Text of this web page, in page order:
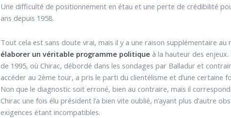
Une difficulté de positionnement en étau et une perte de crédibilité
ans depuis 1958.
Tout cela est sans doute vrai, mais il y a une raison supplémentaire
élaborer un véritable programme politique à la hauteur des
de 1995, où Chirac, débordé dans les sondages par Balladur et
accéder au 2ème tour, a pris le parti du clientélisme et d’une certaine
Non que le diagnostic soit erroné, bien au contraire, mais il
Chirac une fois élu président l’a bien vite oublié, n’ayant plus d’autre
exigences étant incompatibles.